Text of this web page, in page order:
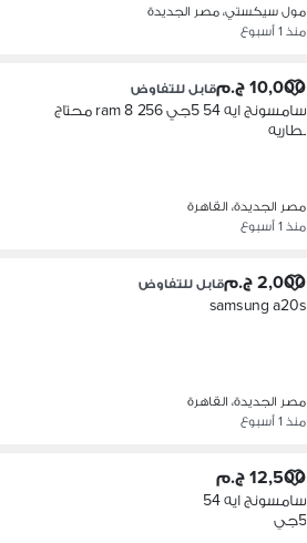
مول سيكستي، مصر الجديدة
منذ 1 أسبوع
10,000 ج.م قابل للتفاوض
سامسونج ايه 54 5جي 256 8 ram محتاج
بطاريه
مصر الجديدة، القاهرة
منذ 1 أسبوع
2,000 ج.م قابل للتفاوض
samsung a20s
مصر الجديدة، القاهرة
منذ 1 أسبوع
12,500 ج.م
سامسونج ايه 54
5جي